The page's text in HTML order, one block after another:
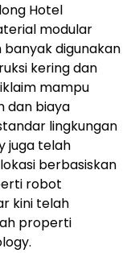
Hotel
modular
digunakan
kering dan
mampu
dan biaya
lingkungan
juga telah
berbasiskan
robot
kini telah
properti